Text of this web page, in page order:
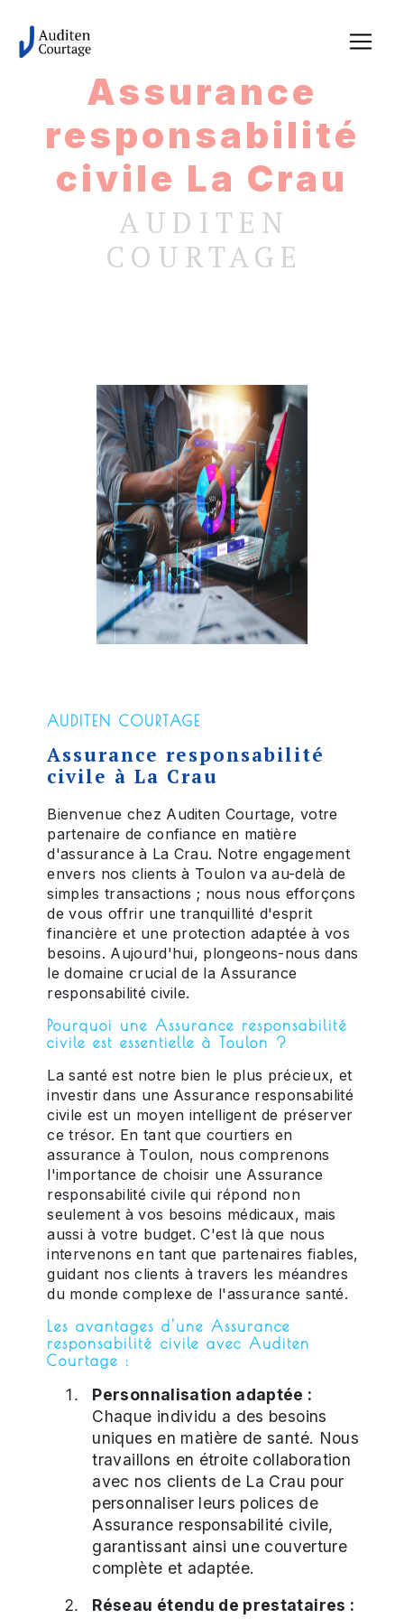
Assurance
responsabilité
civile La Crau
AUDITEN
COURTAGE
AUDITEN COURTAGE
Assurance responsabilité
civile à La Crau
Bienvenue chez Auditen Courtage, votre
partenaire de confiance en matière
d'assurance à La Crau. Notre engagement
envers nos clients à Toulon va au-delà de
simples transactions ; nous nous efforçons
de vous offrir une tranquillité d'esprit
financière et une protection adaptée à vos
besoins. Aujourd'hui, plongeons-nous dans
le domaine crucial de la Assurance
responsabilité civile.
Pourquoi une Assurance responsabilité
civile est essentielle à Toulon ?
La santé est notre bien le plus précieux, et
investir dans une Assurance responsabilité
civile est un moyen intelligent de préserver
ce trésor. En tant que courtiers en
assurance à Toulon, nous comprenons
l'importance de choisir une Assurance
responsabilité civile qui répond non
seulement à vos besoins médicaux, mais
aussi à votre budget. C'est là que nous
intervenons en tant que partenaires fiables,
guidant nos clients à travers les méandres
du monde complexe de l'assurance santé.
Les avantages d'une Assurance
responsabilité civile avec Auditen
Courtage :
Personnalisation adaptée :
Chaque individu a des besoins
uniques en matière de santé. Nous
travaillons en étroite collaboration
avec nos clients de La Crau pour
personnaliser leurs polices de
Assurance responsabilité civile,
garantissant ainsi une couverture
complète et adaptée.
Réseau étendu de prestataires :